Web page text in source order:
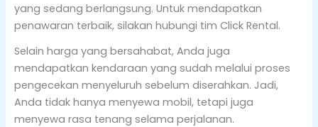
yang sedang berlangsung. Untuk mendapatkan
penawaran terbaik, silakan hubungi tim Click Rental.
Selain harga yang bersahabat, Anda juga
mendapatkan kendaraan yang sudah melalui proses
pengecekan menyeluruh sebelum diserahkan. Jadi,
Anda tidak hanya menyewa mobil, tetapi juga
menyewa rasa tenang selama perjalanan.